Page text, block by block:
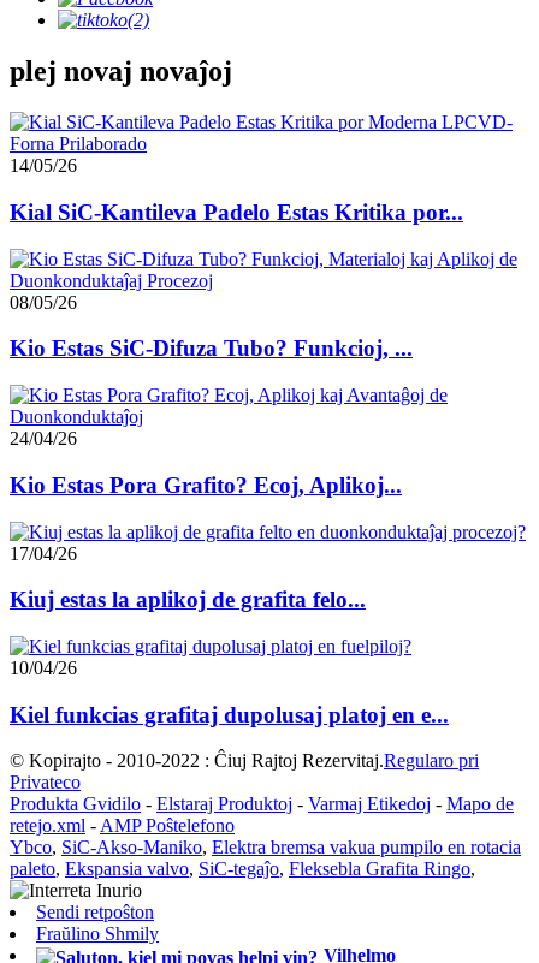
plej novaj novaĵoj
14/05/26
Kial SiC-Kantileva Padelo Estas Kritika por...
08/05/26
Kio Estas SiC-Difuza Tubo? Funkcioj, ...
24/04/26
Kio Estas Pora Grafito? Ecoj, Aplikoj...
17/04/26
Kiuj estas la aplikoj de grafita felo...
10/04/26
Kiel funkcias grafitaj dupolusaj platoj en e...
© Kopirajto - 2010-2022 : Ĉiuj Rajtoj Rezervitaj.Regularo pri
Privateco
Produkta Gvidilo - Elstaraj Produktoj - Varmaj Etikedoj - Mapo de
retejo.xml -AMP Poŝtelefono
Ybco, SiC-Akso-Maniko, Elektra bremsa vakua pumpilo en rotacia
paleto, Ekspansia valvo, SiC-tegaĵo, Fleksebla Grafita Ringo,
Sendi retpoŝton
Fraŭlino Shmily
Vilhelmo